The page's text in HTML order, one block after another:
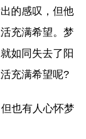
的感叹，但他
充满希望。梦
如同失去了阳
充满希望呢?
也有人心怀梦